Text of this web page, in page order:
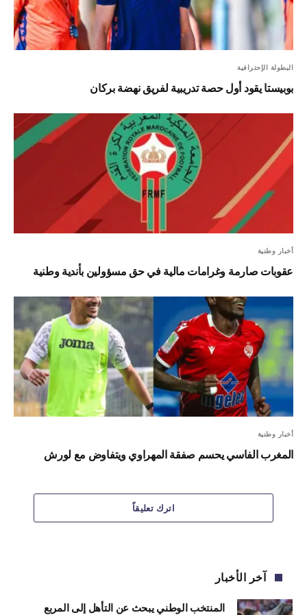
البطولة الإحترافية
بوبيستا يقود أول حصة تدريبية لفريق نهضة بركان
أخبار وطنية
عقوبات صارمة وغرامات مالية في حق مسؤولين بأندية وطنية
أخبار وطنية
المغرب الفاسي يحسم صفقة المهراوي ويتفاوض مع لورش
اترك تعليقاً
آخر الأخبار
المنتخب الوطني يبحث عن التأهل إلى المربع